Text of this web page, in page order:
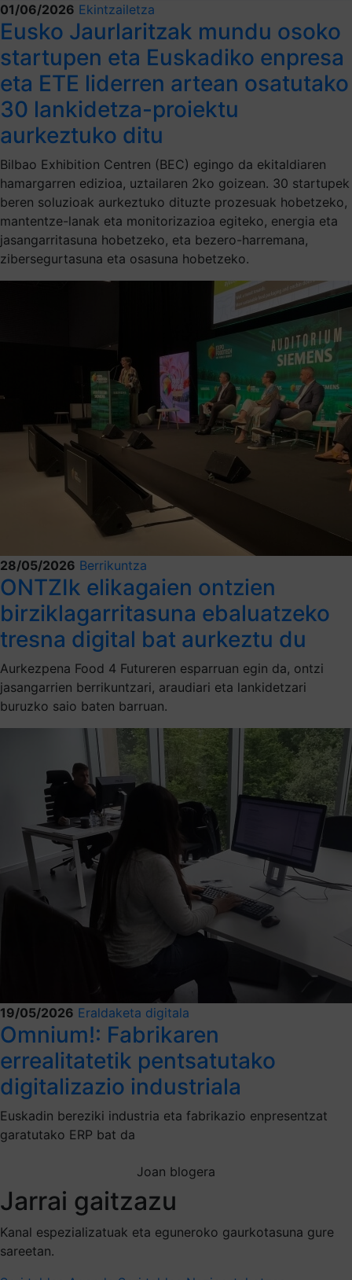
01/06/2026 Ekintzailetza
Eusko Jaurlaritzak mundu osoko
startupen eta Euskadiko enpresa
eta ETE liderren artean osatutako
30 lankidetza-proiektu
aurkeztuko ditu
Bilbao Exhibition Centren (BEC) egingo da ekitaldiaren
hamargarren edizioa, uztailaren 2ko goizean. 30 startupek
beren soluzioak aurkeztuko dituzte prozesuak hobetzeko,
mantentze-lanak eta monitorizazioa egiteko, energia eta
jasangarritasuna hobetzeko, eta bezero-harremana,
zibersegurtasuna eta osasuna hobetzeko.
28/05/2026 Berrikuntza
ONTZIk elikagaien ontzien
birziklagarritasuna ebaluatzeko
tresna digital bat aurkeztu du
Aurkezpena Food 4 Futureren esparruan egin da, ontzi
jasangarrien berrikuntzari, araudiari eta lankidetzari
buruzko saio baten barruan.
19/05/2026 Eraldaketa digitala
Omnium!: Fabrikaren
errealitatetik pentsatutako
digitalizazio industriala
Euskadin bereziki industria eta fabrikazio enpresentzat
garatutako ERP bat da
Joan blogera
Jarrai gaitzazu
Kanal espezializatuak eta eguneroko gaurkotasuna gure
sareetan.